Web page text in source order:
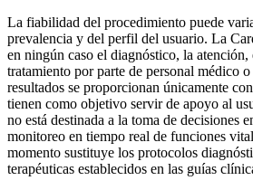
La fiabilidad del procedimiento puede
prevalencia y del perfil del usuario. La
en ningún caso el diagnóstico, la atención,
tratamiento por parte de personal médico
resultados se proporcionan únicamente
tienen como objetivo servir de apoyo al
no está destinada a la toma de decisiones
monitoreo en tiempo real de funciones
momento sustituye los protocolos
terapéuticas establecidos en las guías